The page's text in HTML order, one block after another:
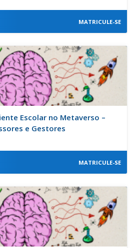
MATRICULE-SE
Escolar no Metaverso –
e Gestores
MATRICULE-SE